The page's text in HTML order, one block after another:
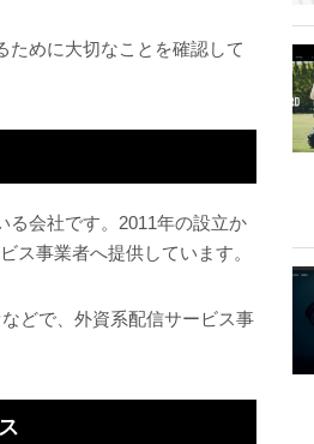
ために大切なことを確認して
る会社です。2011年の設立か
ス事業者へ提供しています。
どで、外資系配信サービス事